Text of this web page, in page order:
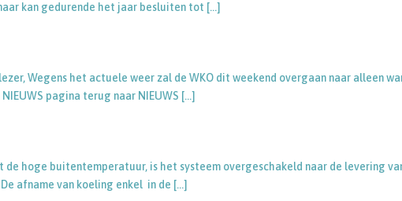
kan gedurende het jaar besluiten tot […]
Wegens het actuele weer zal de WKO dit weekend overgaan naar alleen
pagina terug naar NIEUWS […]
de hoge buitentemperatuur, is het systeem overgeschakeld naar de levering
afname van koeling enkel in de […]